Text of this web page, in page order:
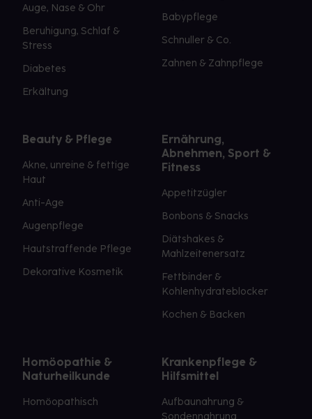
Auge, Nase & Ohr
Beruhigung, Schlaf &
Stress
Diabetes
Erkältung
Babypflege
Schnuller & Co.
Zahnen & Zahnpflege
Beauty & Pflege
Akne, unreine & fettige
Haut
Anti-Age
Augenpflege
Hautstraffende Pflege
Dekorative Kosmetik
Ernährung,
Abnehmen, Sport &
Fitness
Appetitzügler
Bonbons & Snacks
Diätshakes &
Mahlzeitenersatz
Fettbinder &
Kohlenhydrateblocker
Kochen & Backen
Homöopathie &
Naturheilkunde
Homöopathisch
Krankenpflege &
Hilfsmittel
Aufbaunahrung &